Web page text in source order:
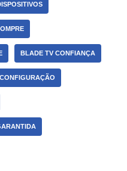
BLADE TV CONFIANÇA